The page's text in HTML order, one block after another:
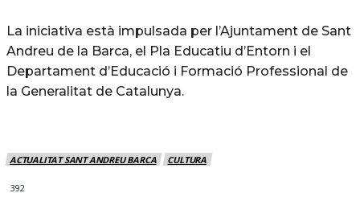
La iniciativa està impulsada per l’Ajuntament de Sant
Andreu de la Barca, el Pla Educatiu d’Entorn i el
Departament d’Educació i Formació Professional de
la Generalitat de Catalunya.
ACTUALITAT SANT ANDREU BARCA CULTURA
392